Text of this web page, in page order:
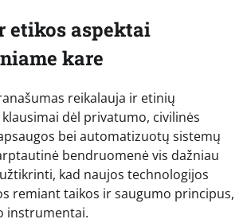
etikos aspektai
kare
reikalauja ir etinių
dėl privatumo, civilinės
bei automatizuotų sistemų
bendruomenė vis dažniau
kad naujos technologijos
remiant taikos ir saugumo principus,
instrumentai.